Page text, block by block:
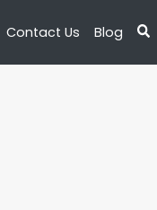
Contact Us Blog